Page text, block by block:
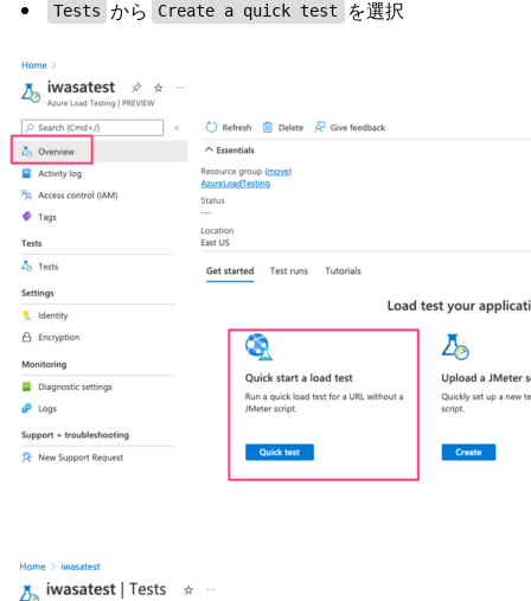
Tests から Create a quick test を選択